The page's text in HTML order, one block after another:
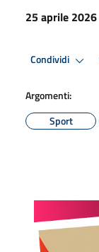
25 aprile 2026
Condividi
Argomenti:
Sport